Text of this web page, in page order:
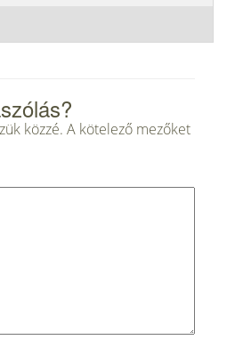
közzé. A kötelező mezőket